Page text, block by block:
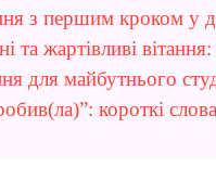
з першим кроком у
та жартівливі
для майбутнього
короткі